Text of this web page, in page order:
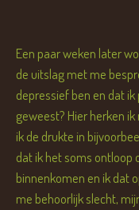
Een paar weken later
de uitslag met me
depressief ben en dat
geweest? Hier herken
ik de drukte in
dat ik het soms ontloop
binnenkomen en ik dat
me behoorlijk slecht,